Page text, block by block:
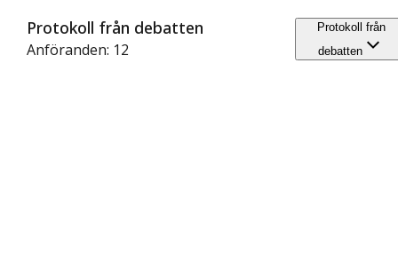
Protokoll från debatten
Anföranden: 12
Protokoll från
debatten